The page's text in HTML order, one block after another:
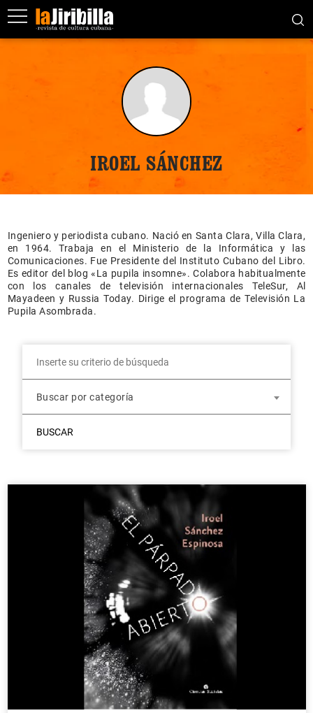
IROEL SÁNCHEZ
Ingeniero y periodista cubano. Nació en Santa Clara, Villa Clara,
en 1964. Trabaja en el Ministerio de la Informática y las
Comunicaciones. Fue Presidente del Instituto Cubano del Libro.
Es editor del blog «La pupila insomne». Colabora habitualmente
con los canales de televisión internacionales TeleSur, Al
Mayadeen y Russia Today. Dirige el programa de Televisión La
Pupila Asombrada.
Buscar por categoría
BUSCAR